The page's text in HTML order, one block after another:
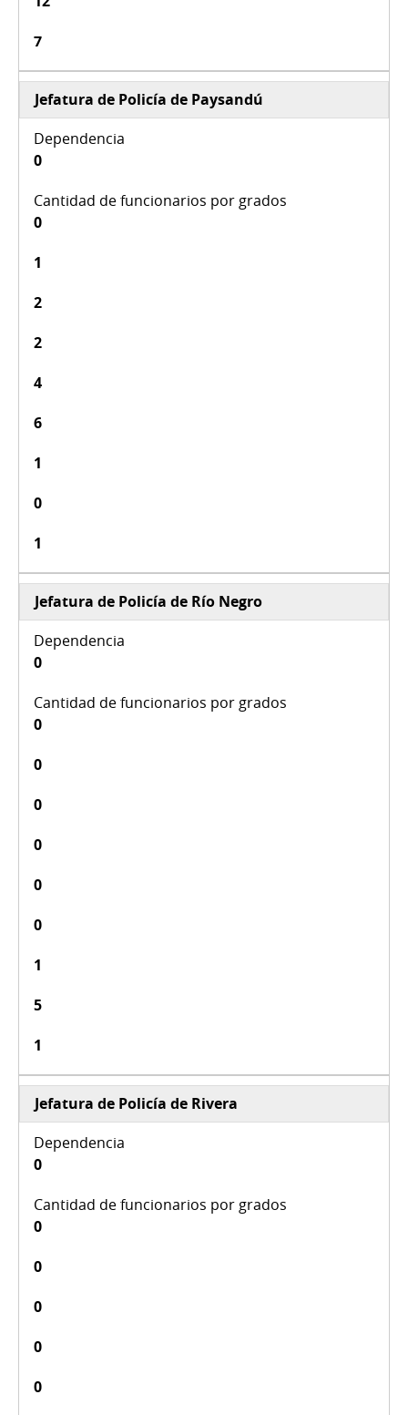
7
Jefatura de Policía de Paysandú
0
0
1
2
2
4
6
1
0
1
Jefatura de Policía de Río Negro
0
0
0
0
0
0
0
1
5
1
Jefatura de Policía de Rivera
0
0
0
0
0
0